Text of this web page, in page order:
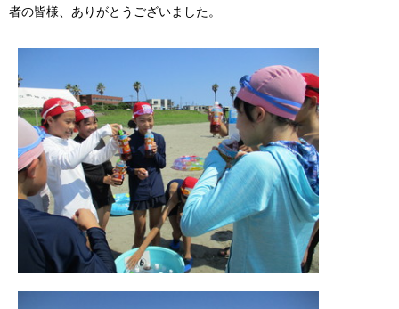
者の皆様、ありがとうございました。